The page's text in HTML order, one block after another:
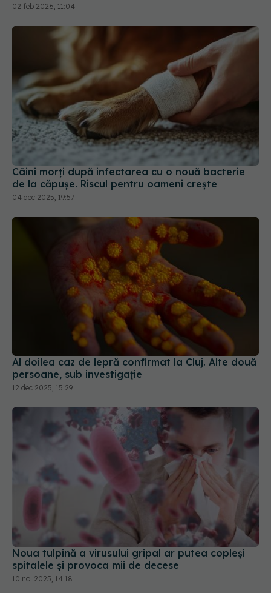
02 feb 2026, 11:04
Câini morți după infectarea cu o nouă bacterie
de la căpușe. Riscul pentru oameni crește
04 dec 2025, 19:57
Al doilea caz de lepră confirmat la Cluj. Alte două
persoane, sub investigație
12 dec 2025, 15:29
Noua tulpină a virusului gripal ar putea copleși
spitalele și provoca mii de decese
10 noi 2025, 14:18